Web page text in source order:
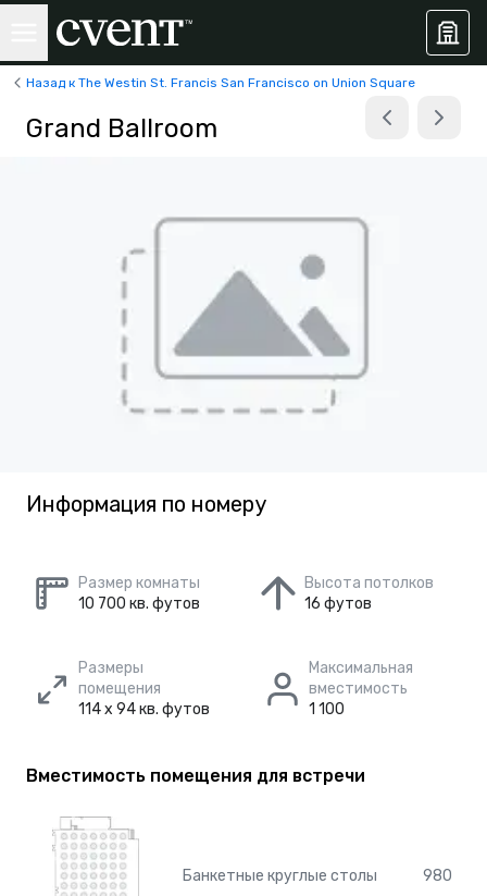
Назад к The Westin St. Francis San Francisco on Union Square
Grand Ballroom
Информация по номеру
Размер комнаты
10 700 кв. футов
Высота потолков
16 футов
Размеры
помещения
114 x 94 кв. футов
Максимальная
вместимость
1 100
Вместимость помещения для встречи
Банкетные круглые столы 980